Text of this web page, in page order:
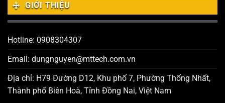
GIỚI THIỆU
Hotline: 0908304307
Email: dungnguyen@mttech.com.vn
Địa chỉ: H79 Đường D12, Khu phố 7, Phường Thống Nhất,
Thành phố Biên Hoà, Tỉnh Đồng Nai, Việt Nam